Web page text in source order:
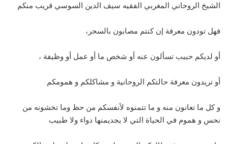
الشيخ الروحاني المغربي الفقيه سيف الدين السوسي قريب منكم
فهل تودون معرفة إن كنتم مصابون بالسحر،
أو لديكم حبيب تسألون عنه أو شخص ما أو عمل أو وظيفة ،
أو تريدون معرفة حالتكم الروحانية و مشاكلكم و همومكم
و كل ما تعانون منه و ما تتمنوه لأنفسكم من حظ وما تخشونه من
نحس و هموم في الحياة التي لا يجديمنها دواء ولا طبيب